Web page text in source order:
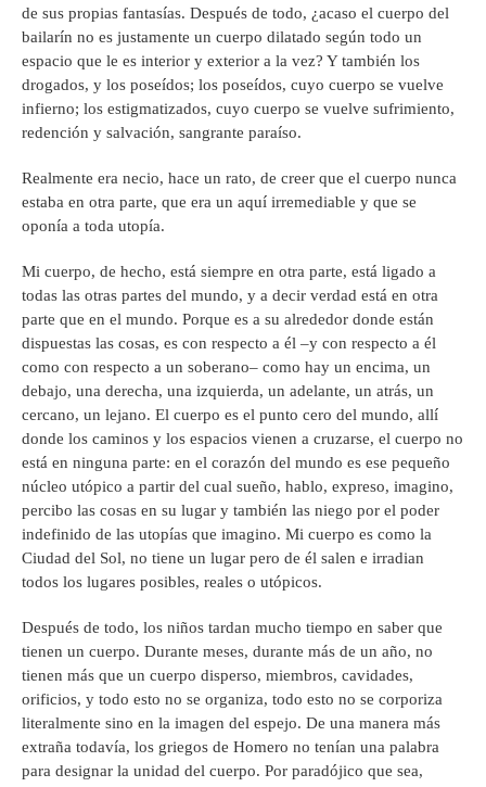
de sus propias fantasías. Después de todo, ¿acaso el cuerpo del
bailarín no es justamente un cuerpo dilatado según todo un
espacio que le es interior y exterior a la vez? Y también los
drogados, y los poseídos; los poseídos, cuyo cuerpo se vuelve
infierno; los estigmatizados, cuyo cuerpo se vuelve sufrimiento,
redención y salvación, sangrante paraíso.
Realmente era necio, hace un rato, de creer que el cuerpo nunca
estaba en otra parte, que era un aquí irremediable y que se
oponía a toda utopía.
Mi cuerpo, de hecho, está siempre en otra parte, está ligado a
todas las otras partes del mundo, y a decir verdad está en otra
parte que en el mundo. Porque es a su alrededor donde están
dispuestas las cosas, es con respecto a él –y con respecto a él
como con respecto a un soberano– como hay un encima, un
debajo, una derecha, una izquierda, un adelante, un atrás, un
cercano, un lejano. El cuerpo es el punto cero del mundo, allí
donde los caminos y los espacios vienen a cruzarse, el cuerpo no
está en ninguna parte: en el corazón del mundo es ese pequeño
núcleo utópico a partir del cual sueño, hablo, expreso, imagino,
percibo las cosas en su lugar y también las niego por el poder
indefinido de las utopías que imagino. Mi cuerpo es como la
Ciudad del Sol, no tiene un lugar pero de él salen e irradian
todos los lugares posibles, reales o utópicos.
Después de todo, los niños tardan mucho tiempo en saber que
tienen un cuerpo. Durante meses, durante más de un año, no
tienen más que un cuerpo disperso, miembros, cavidades,
orificios, y todo esto no se organiza, todo esto no se corporiza
literalmente sino en la imagen del espejo. De una manera más
extraña todavía, los griegos de Homero no tenían una palabra
para designar la unidad del cuerpo. Por paradójico que sea,